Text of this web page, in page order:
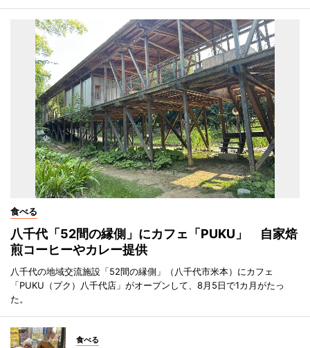
食べる
八千代「52間の縁側」にカフェ「PUKU」 自家焙
煎コーヒーやカレー提供
八千代の地域交流施設「52間の縁側」（八千代市米本）にカフェ
「PUKU（プク）八千代店」がオープンして、8月5日で1カ月がたっ
た。
食べる